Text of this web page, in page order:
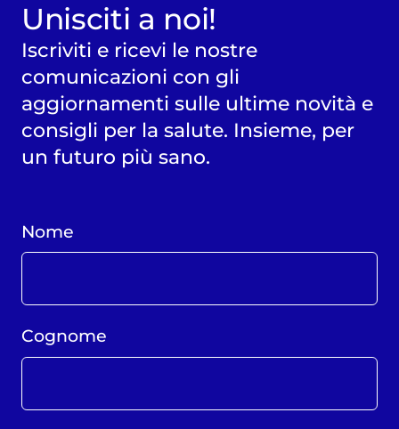
Unisciti a noi!
Iscriviti e ricevi le nostre
comunicazioni con gli
aggiornamenti sulle ultime novità e
consigli per la salute. Insieme, per
un futuro più sano.
Nome
Cognome